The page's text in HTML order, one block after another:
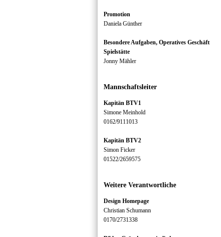
Promotion
Daniela Günther
Besondere Aufgaben, Operatives Geschäft
Spielstätte
Jonny Mähler
Mannschaftsleiter
Kapitän BTV1
Simone Meinhold
0162/9111013
Kapitän BTV2
Simon Ficker
01522/2659575
Weitere Verantwortliche
Design Homepage
Christian Schumann
0170/2731338